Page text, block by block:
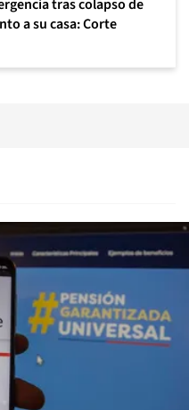
tras colapso de
a su casa: Corte